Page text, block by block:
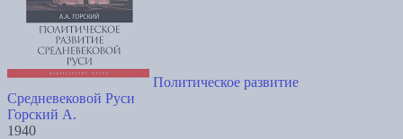
Политическое развитие
Средневековой Руси
Горский А.
1940